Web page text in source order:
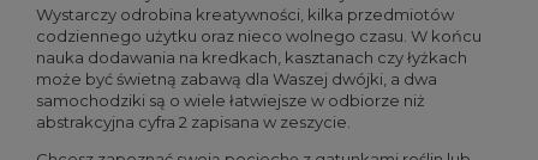
Wystarczy odrobina kreatywności, kilka przedmiotów
codziennego użytku oraz nieco wolnego czasu. W końcu
nauka dodawania na kredkach, kasztanach czy łyżkach
może być świetną zabawą dla Waszej dwójki, a dwa
samochodziki są o wiele łatwiejsze w odbiorze niż
abstrakcyjna cyfra 2 zapisana w zeszycie.